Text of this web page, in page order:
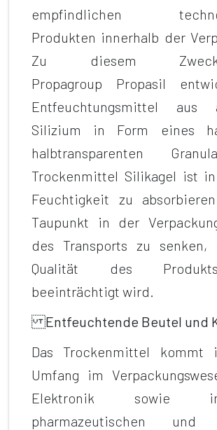
empfindlichen
Produkten innerhalb der
Zu diesem
Propagroup Propasil
Entfeuchtungsmittel aus
Silizium in Form eines
halbtransparenten
Trockenmittel Silikagel ist
Feuchtigkeit zu
Taupunkt in der
des Transports zu
Qualität des
beeinträchtigt wird.
Entfeuchtende Beutel und
Das Trockenmittel kommt
Umfang im
Elektronik
pharmazeutischen